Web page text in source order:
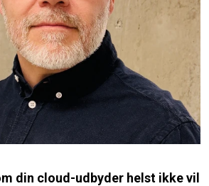
din cloud-udbyder helst ikke vil